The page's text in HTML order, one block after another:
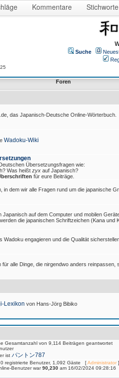
Kommentare Stichworte
Suche
Foren
das Japanisch-Deutsche Online-Wörterbuch.
Wadoku-Wiki
Übersetzungsfragen wie:
Was heißt zyx auf Japanisch?
für eure Beiträge.
in dem wir alle Fragen rund um die japanische
Japanisch auf dem Computer und mobilen
die japanischen Schriftzeichen (Kana und
Wadoku engagieren und die Qualität
alle Dinge, die nirgendwo anders reinpassen,
Lexikon von Hans-Jörg Bibiko
Gesamtanzahl von 9,114 Beiträgen geantwortet
ist パントン787
registrierte Benutzer, 1,092 Gäste [Administrator
Benutzer war90,230 am 16/02/2024 09:28:16